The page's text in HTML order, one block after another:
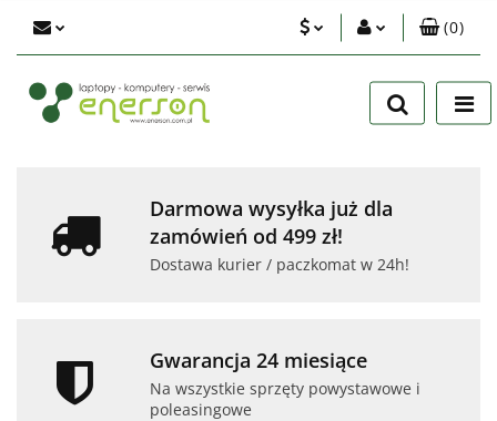
Zaloguj się
Zarejestruj się
(0)
Darmowa wysyłka już dla
zamówień od 499 zł!
Dostawa kurier / paczkomat w 24h!
Gwarancja 24 miesiące
Na wszystkie sprzęty powystawowe i
poleasingowe